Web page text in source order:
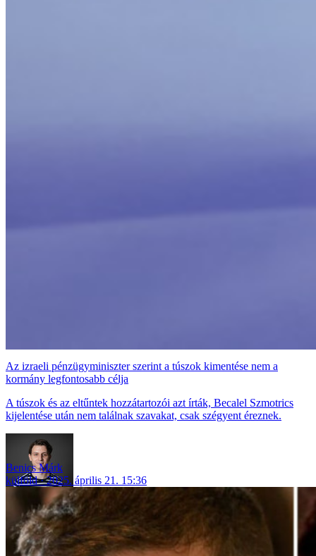
Az izraeli pénzügyminiszter szerint a túszok kimentése nem a
kormány legfontosabb célja
A túszok és az eltűntek hozzátartozói azt írták, Becalel Szmotrics
kijelentése után nem találnak szavakat, csak szégyent éreznek.
Benics Márk
külföld
2025. április 21. 15:36